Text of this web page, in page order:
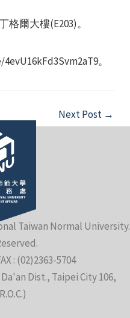
爾大樓(E203)。
。
Next Post →
Taiwan Normal University.
: (02)2363-5704
Dist., Taipei City 106,